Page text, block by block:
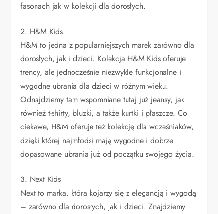
fasonach jak w kolekcji dla dorosłych.
2. H&M Kids
H&M to jedna z popularniejszych marek zarówno dla
dorosłych, jak i dzieci. Kolekcja H&M Kids oferuje
trendy, ale jednocześnie niezwykle funkcjonalne i
wygodne ubrania dla dzieci w różnym wieku.
Odnajdziemy tam wspomniane tutaj już jeansy, jak
również t-shirty, bluzki, a także kurtki i płaszcze. Co
ciekawe, H&M oferuje też kolekcję dla wcześniaków,
dzięki której najmłodsi mają wygodne i dobrze
dopasowane ubrania już od początku swojego życia.
3. Next Kids
Next to marka, która kojarzy się z elegancją i wygodą
– zarówno dla dorosłych, jak i dzieci. Znajdziemy